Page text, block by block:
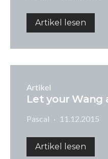
Artikel lesen
Artikel
Let your Wang
Pascal 11.12.2015
Artikel lesen